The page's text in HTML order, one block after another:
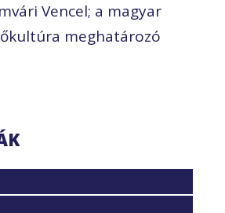
Vencel; a magyar
meghatározó